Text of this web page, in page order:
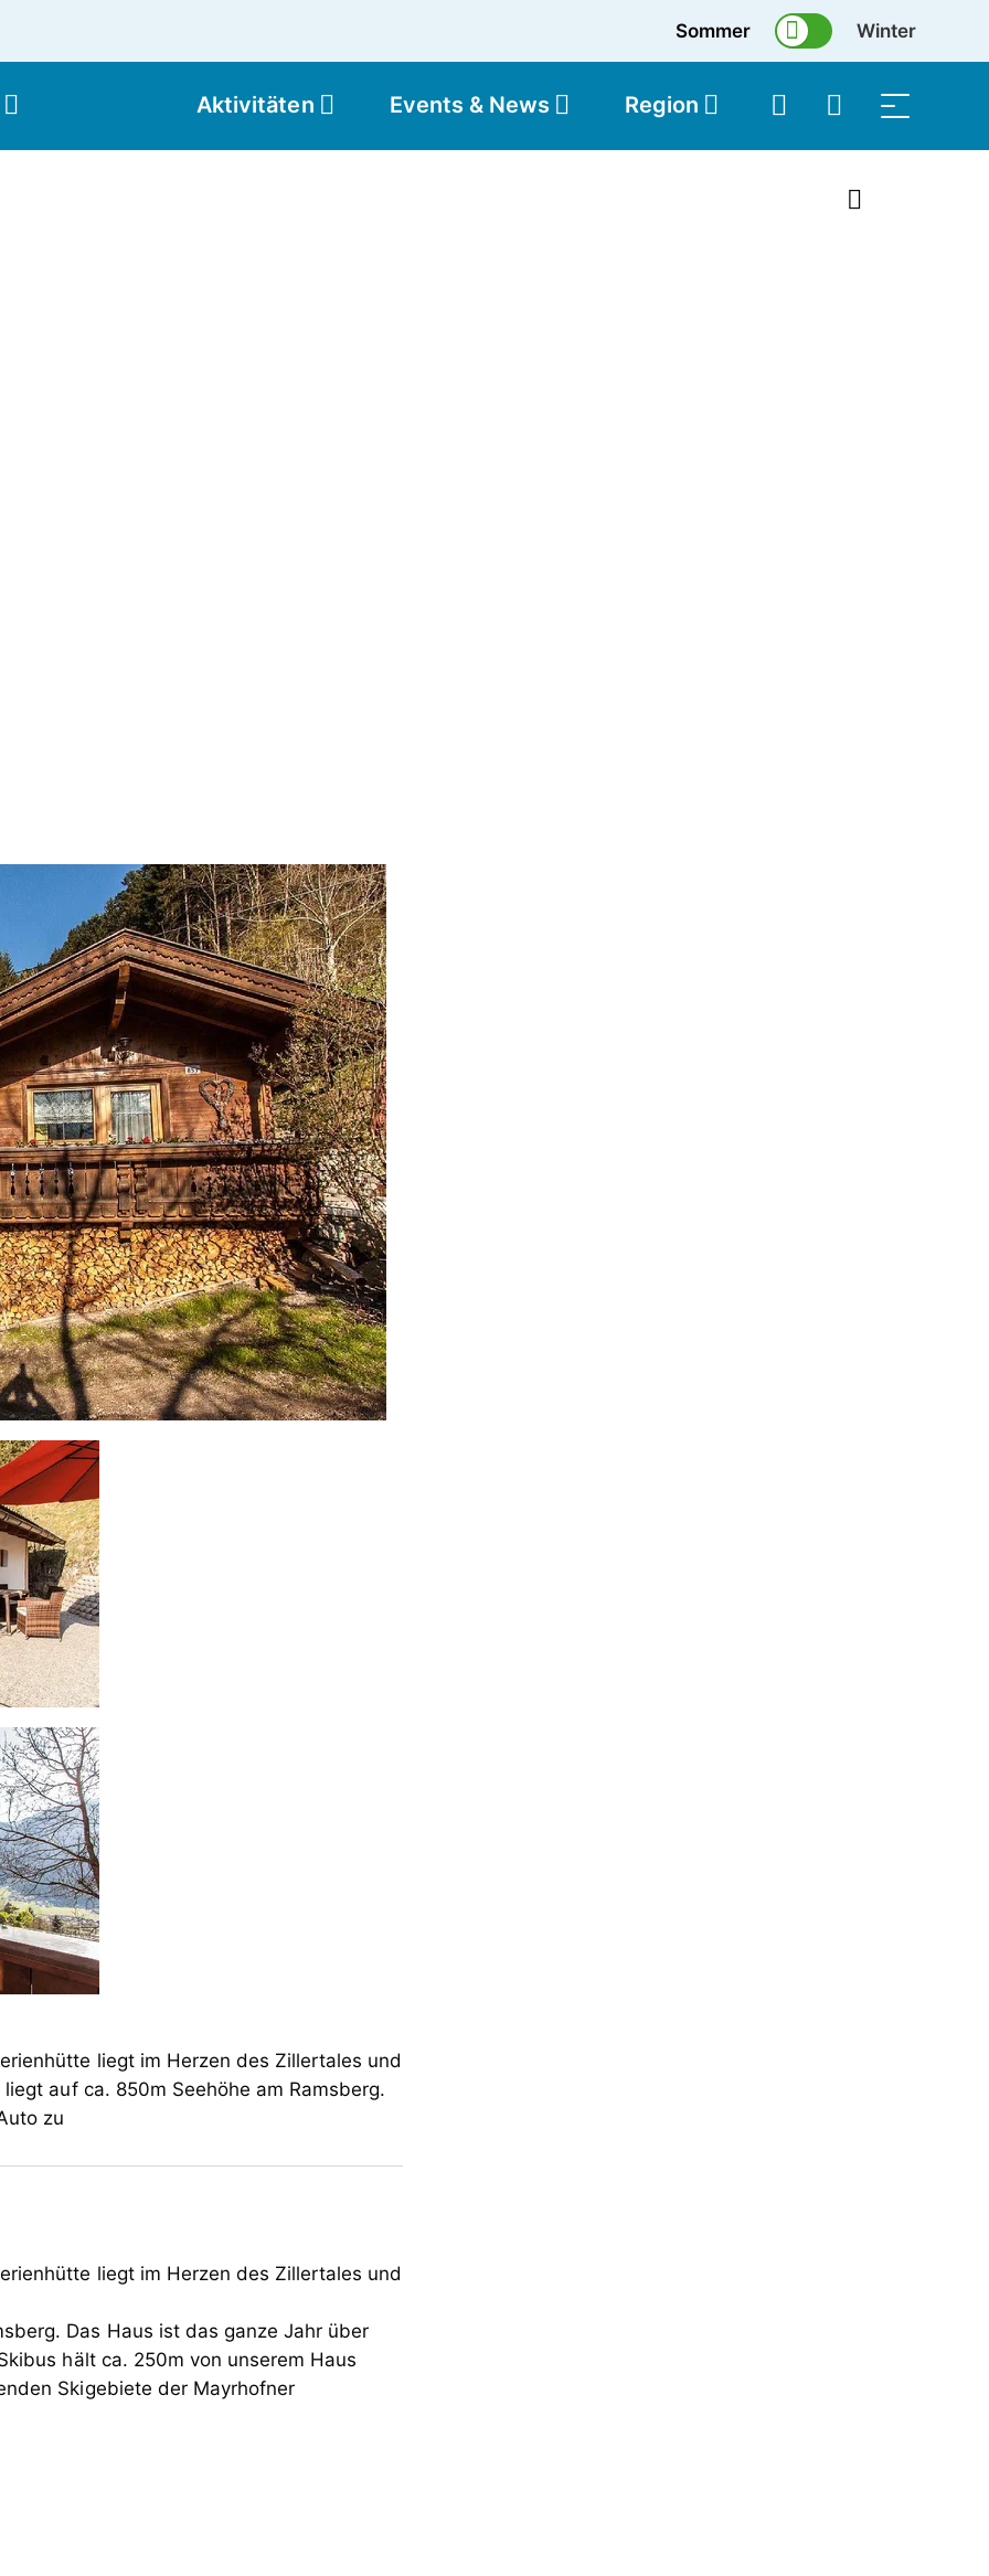
Sommer Winter
Aktivitäten Events & News Region
liegt im Herzen des Zillertales und
auf ca. 850m Seehöhe am Ramsberg.
zu
liegt im Herzen des Zillertales und
Das Haus ist das ganze Jahr über
hält ca. 250m von unserem Haus
Skigebiete der Mayrhofner